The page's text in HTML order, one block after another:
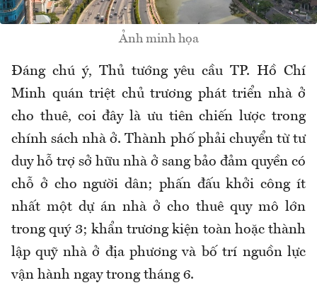
Ảnh minh họa
Đáng chú ý, Thủ tướng yêu cầu TP. Hồ Chí
Minh quán triệt chủ trương phát triển nhà ở
cho thuê, coi đây là ưu tiên chiến lược trong
chính sách nhà ở. Thành phố phải chuyển từ tư
duy hỗ trợ sở hữu nhà ở sang bảo đảm quyền có
chỗ ở cho người dân; phấn đấu khởi công ít
nhất một dự án nhà ở cho thuê quy mô lớn
trong quý 3; khẩn trương kiện toàn hoặc thành
lập quỹ nhà ở địa phương và bố trí nguồn lực
vận hành ngay trong tháng 6.